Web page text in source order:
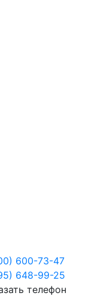
600-73-47
648-99-25
телефон